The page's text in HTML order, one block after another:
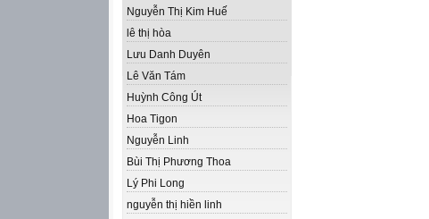
Nguyễn Thị Kim Huế
lê thị hòa
Lưu Danh Duyên
Lê Văn Tám
Huỳnh Công Út
Hoa Tigon
Nguyễn Linh
Bùi Thị Phương Thoa
Lý Phi Long
nguyễn thị hiền linh